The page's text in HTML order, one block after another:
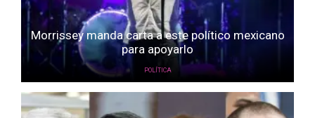
Morrissey manda carta a este político mexicano
para apoyarlo
POLÍTICA